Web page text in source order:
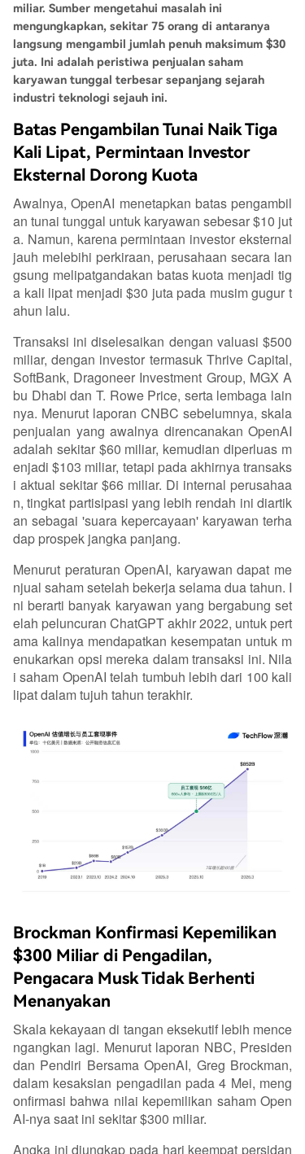
miliar. Sumber mengetahui masalah ini
mengungkapkan, sekitar 75 orang di antaranya
langsung mengambil jumlah penuh maksimum $30
juta. Ini adalah peristiwa penjualan saham
karyawan tunggal terbesar sepanjang sejarah
industri teknologi sejauh ini.
Batas Pengambilan Tunai Naik Tiga
Kali Lipat, Permintaan Investor
Eksternal Dorong Kuota
Awalnya, OpenAI menetapkan batas pengambil
an tunai tunggal untuk karyawan sebesar $10 jut
a. Namun, karena permintaan investor eksternal
jauh melebihi perkiraan, perusahaan secara lan
gsung melipatgandakan batas kuota menjadi tig
a kali lipat menjadi $30 juta pada musim gugur t
ahun lalu.
Transaksi ini diselesaikan dengan valuasi $500
miliar, dengan investor termasuk Thrive Capital,
SoftBank, Dragoneer Investment Group, MGX A
bu Dhabi dan T. Rowe Price, serta lembaga lain
nya. Menurut laporan CNBC sebelumnya, skala
penjualan yang awalnya direncanakan OpenAI
adalah sekitar $60 miliar, kemudian diperluas m
enjadi $103 miliar, tetapi pada akhirnya transaks
i aktual sekitar $66 miliar. Di internal perusahaa
n, tingkat partisipasi yang lebih rendah ini diartik
an sebagai 'suara kepercayaan' karyawan terha
dap prospek jangka panjang.
Menurut peraturan OpenAI, karyawan dapat me
njual saham setelah bekerja selama dua tahun. I
ni berarti banyak karyawan yang bergabung set
elah peluncuran ChatGPT akhir 2022, untuk pert
ama kalinya mendapatkan kesempatan untuk m
enukarkan opsi mereka dalam transaksi ini. Nila
i saham OpenAI telah tumbuh lebih dari 100 kali
lipat dalam tujuh tahun terakhir.
Brockman Konfirmasi Kepemilikan
$300 Miliar di Pengadilan,
Pengacara Musk Tidak Berhenti
Menanyakan
Skala kekayaan di tangan eksekutif lebih mence
ngangkan lagi. Menurut laporan NBC, Presiden
dan Pendiri Bersama OpenAI, Greg Brockman,
dalam kesaksian pengadilan pada 4 Mei, meng
onfirmasi bahwa nilai kepemilikan saham Open
AI-nya saat ini sekitar $300 miliar.
Angka ini diungkap pada hari keempat persidan